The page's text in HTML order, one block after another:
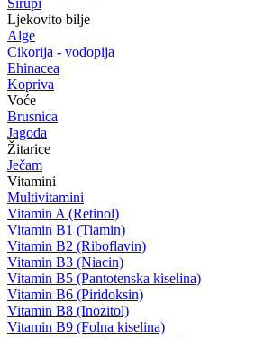
Sirupi
Ljekovito bilje
Alge
Cikorija - vodopija
Ehinacea
Kopriva
Voće
Brusnica
Jagoda
Žitarice
Ječam
Vitamini
Multivitamini
Vitamin A (Retinol)
Vitamin B1 (Tiamin)
Vitamin B2 (Riboflavin)
Vitamin B3 (Niacin)
Vitamin B5 (Pantotenska kiselina)
Vitamin B6 (Piridoksin)
Vitamin B8 (Inozitol)
Vitamin B9 (Folna kiselina)